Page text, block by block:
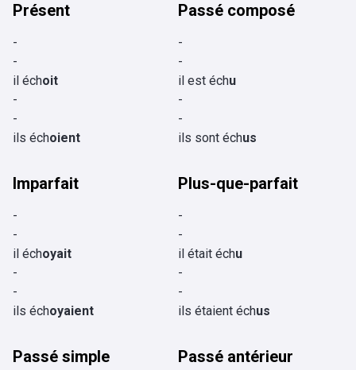
Présent
-
-
il échoit
-
-
ils échoient
Passé composé
-
-
il est échu
-
-
ils sont échus
Imparfait
-
-
il échoyait
-
-
ils échoyaient
Plus-que-parfait
-
-
il était échu
-
-
ils étaient échus
Passé simple Passé antérieur